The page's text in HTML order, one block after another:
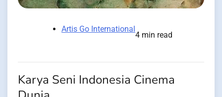
Artis Go International
4 min read
Karya Seni Indonesia Cinema